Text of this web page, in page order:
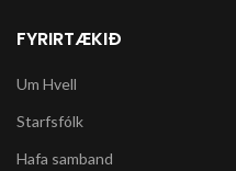
FYRIRTÆKIÐ
Um Hvell
Starfsfólk
Hafa samband